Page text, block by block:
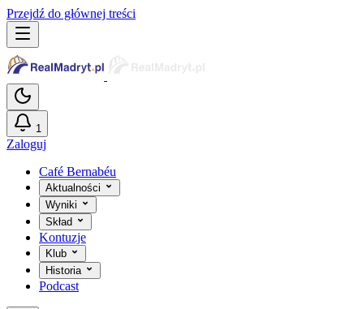
Przejdź do głównej treści
1
Zaloguj
Café Bernabéu
Aktualności
Wyniki
Skład
Kontuzje
Klub
Historia
Podcast